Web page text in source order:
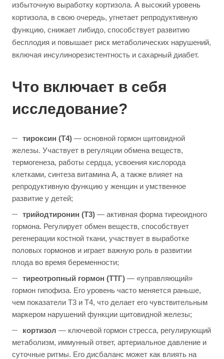
избыточную выработку кортизола. А высокий уровень
кортизола, в свою очередь, угнетает репродуктивную
функцию, снижает либидо, способствует развитию
бесплодия и повышает риск метаболических нарушений,
включая инсулинорезистентность и сахарный диабет.
Что включает в себя
исследование?
тироксин (Т4) — основной гормон щитовидной
железы. Участвует в регуляции обмена веществ,
термогенеза, работы сердца, усвоения кислорода
клетками, синтеза витамина А, а также влияет на
репродуктивную функцию у женщин и умственное
развитие у детей;
трийодтиронин (Т3) — активная форма тиреоидного
гормона. Регулирует обмен веществ, способствует
регенерации костной ткани, участвует в выработке
половых гормонов и играет важную роль в развитии
плода во время беременности;
тиреотропный гормон (ТТГ) — «управляющий»
гормон гипофиза. Его уровень часто меняется раньше,
чем показатели Т3 и Т4, что делает его чувствительным
маркером нарушений функции щитовидной железы;
кортизол — ключевой гормон стресса, регулирующий
метаболизм, иммунный ответ, артериальное давление и
суточные ритмы. Его дисбаланс может как влиять на